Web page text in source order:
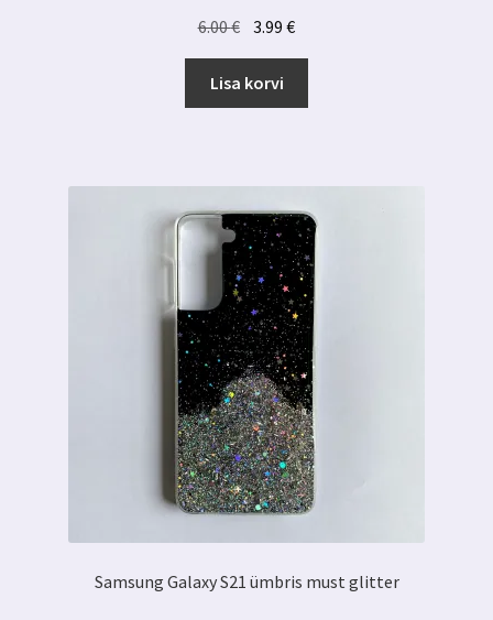
6.00€ Algne
hind
oli:
6.00 €.
3.99€Praegune
hind
3.99 €.
Lisa korvi
Samsung Galaxy S21 ümbris must glitter